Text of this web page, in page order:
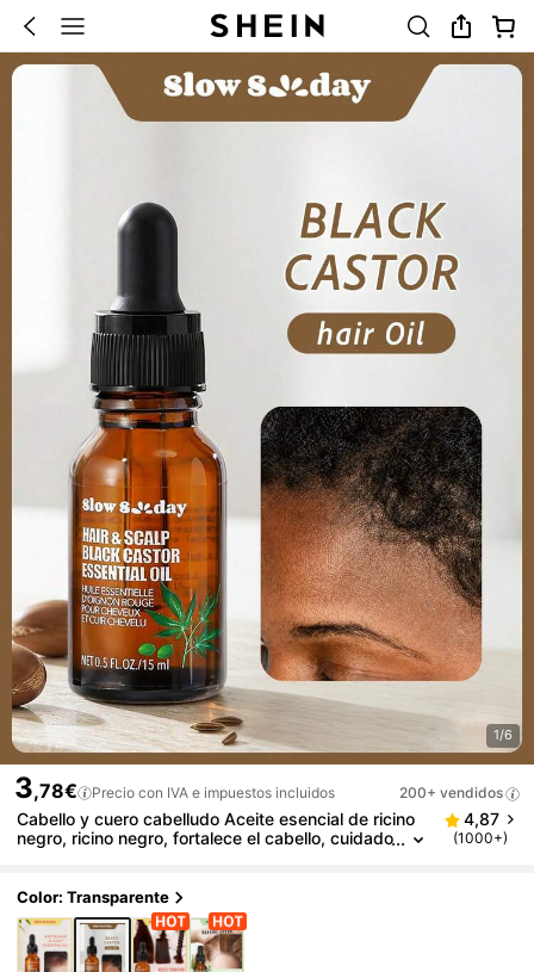
1/6
3,78€ Precio con IVA e impuestos incluidos 200+ vendidos
Cabello y cuero cabelludo Aceite esencial de ricino
negro, ricino negro, fortalece el cabello, cuidado
playa, artículos esenciales de viaje, adecuado para
el cuidado del cabello de verano
4,87
(1000+)
Color: Transparente